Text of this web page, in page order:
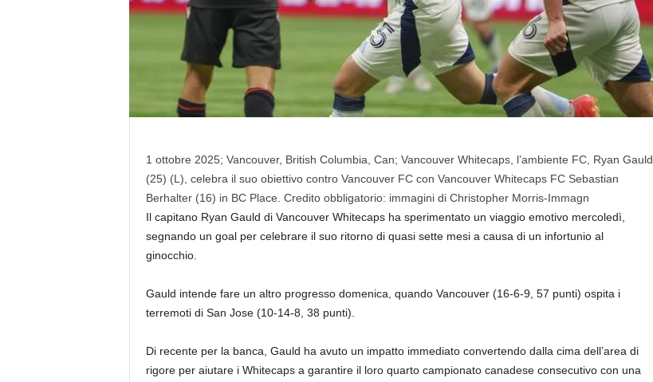
1 ottobre 2025; Vancouver, British Columbia, Can; Vancouver Whitecaps, l’ambiente FC, Ryan Gauld
(25) (L), celebra il suo obiettivo contro Vancouver FC con Vancouver Whitecaps FC Sebastian
Berhalter (16) in BC Place. Credito obbligatorio: immagini di Christopher Morris-Immagn
Il capitano Ryan Gauld di Vancouver Whitecaps ha sperimentato un viaggio emotivo mercoledì,
segnando un goal per celebrare il suo ritorno di quasi sette mesi a causa di un infortunio al
ginocchio.
Gauld intende fare un altro progresso domenica, quando Vancouver (16-6-9, 57 punti) ospita i
terremoti di San Jose (10-14-8, 38 punti).
Di recente per la banca, Gauld ha avuto un impatto immediato convertendo dalla cima dell’area di
rigore per aiutare i Whitecaps a garantire il loro quarto campionato canadese consecutivo con una